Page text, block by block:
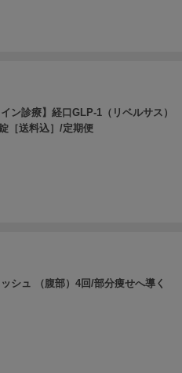
イン診療】経口GLP-1（リベルサス）
［送料込］/定期便
シュ （腹部）4回/部分痩せへ導く